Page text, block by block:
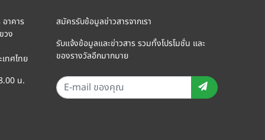
าคาร
วง
ทศไทย
น.
สมัครรับข้อมูลข่าวสารจากเรา
รับแจ้งข้อมูลและข่าวสาร รวมทั้งโปรโมชั่น และ
ของรางวัลอีกมากมาย